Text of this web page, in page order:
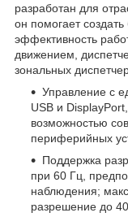
разработан для
он помогает
эффективность
движением,
зональных
Управление с
USB и
возможностью
периферийных
Поддержка
при 60 Гц,
наблюдения;
разрешение до